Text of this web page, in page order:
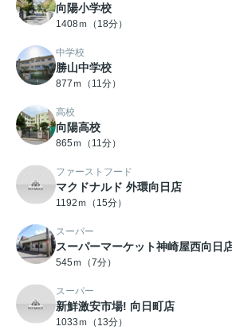
向陽小学校
1408ｍ（18分）
中学校
勝山中学校
877ｍ（11分）
高校
向陽高校
865ｍ（11分）
ファーストフード
マクドナルド 外環向日店
1192ｍ（15分）
スーパー
スーパーマーケット神崎屋西向日
545ｍ（7分）
スーパー
新鮮激安市場! 向日町店
1033ｍ（13分）